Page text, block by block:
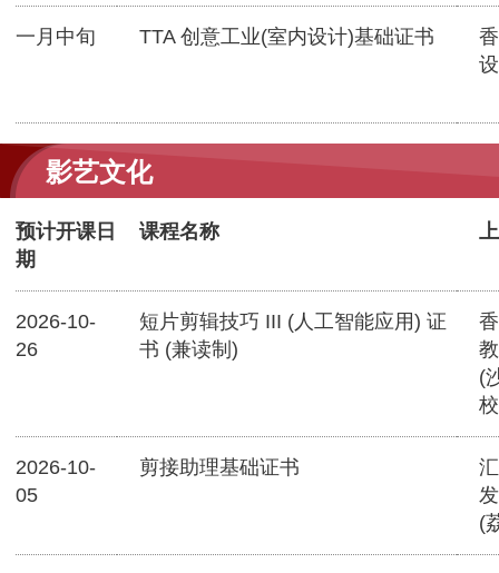
一月中旬 TTA 创意工业(室内设计)基础证书
影艺文化
预计开课日
期
课程名称
2026-10-
26
短片剪辑技巧 III (人工智能应用) 证
书 (兼读制)
(
2026-10-
05
剪接助理基础证书
(